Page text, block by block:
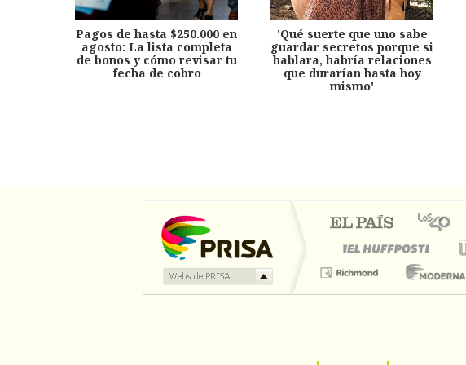
Pagos de hasta $250.000 en
agosto: La lista completa
de bonos y cómo revisar tu
fecha de cobro
'Qué suerte que uno sabe
guardar secretos porque si
hablara, habría relaciones
que durarían hasta hoy
mismo'